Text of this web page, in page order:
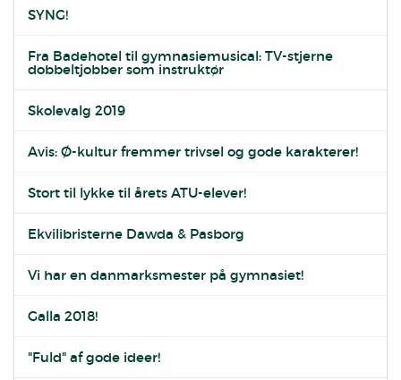
SYNG!
Fra Badehotel til gymnasiemusical: TV-stjerne
dobbeltjobber som instruktør
Skolevalg 2019
Avis: Ø-kultur fremmer trivsel og gode karakterer!
Stort til lykke til årets ATU-elever!
Ekvilibristerne Dawda & Pasborg
Vi har en danmarksmester på gymnasiet!
Galla 2018!
"Fuld" af gode ideer!